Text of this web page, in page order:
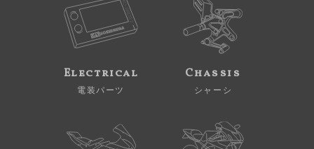
Electrical
電装パーツ
Chassis
シャーシ